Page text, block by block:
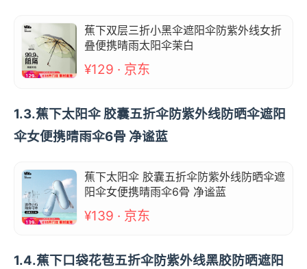
蕉下双层三折小黑伞遮阳伞防紫外线女折
叠便携晴雨太阳伞茉白
¥129 · 京东
1.3.蕉下太阳伞 胶囊五折伞防紫外线防晒伞遮阳
伞女便携晴雨伞6骨 净谧蓝
蕉下太阳伞 胶囊五折伞防紫外线防晒伞遮
阳伞女便携晴雨伞6骨 净谧蓝
¥139 · 京东
1.4.蕉下口袋花苞五折伞防紫外线黑胶防晒遮阳